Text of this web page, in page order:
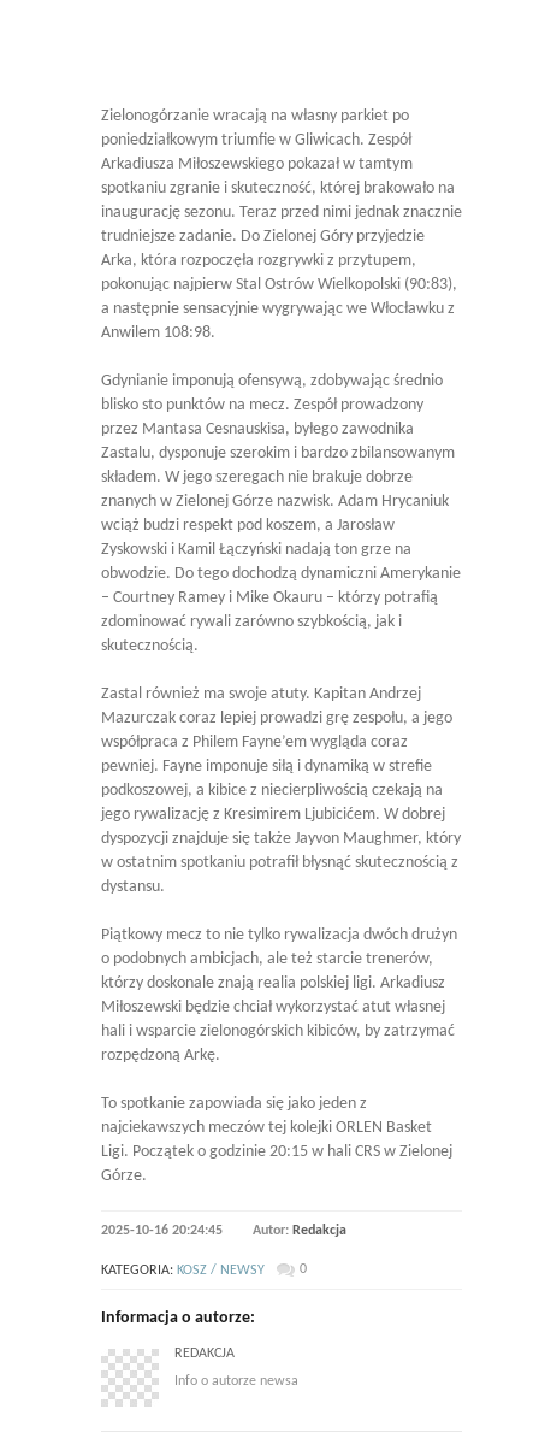
Zielonogórzanie wracają na własny parkiet po
poniedziałkowym triumfie w Gliwicach. Zespół
Arkadiusza Miłoszewskiego pokazał w tamtym
spotkaniu zgranie i skuteczność, której brakowało na
inaugurację sezonu. Teraz przed nimi jednak znacznie
trudniejsze zadanie. Do Zielonej Góry przyjedzie
Arka, która rozpoczęła rozgrywki z przytupem,
pokonując najpierw Stal Ostrów Wielkopolski (90:83),
a następnie sensacyjnie wygrywając we Włocławku z
Anwilem 108:98.
Gdynianie imponują ofensywą, zdobywając średnio
blisko sto punktów na mecz. Zespół prowadzony
przez Mantasa Cesnauskisa, byłego zawodnika
Zastalu, dysponuje szerokim i bardzo zbilansowanym
składem. W jego szeregach nie brakuje dobrze
znanych w Zielonej Górze nazwisk. Adam Hrycaniuk
wciąż budzi respekt pod koszem, a Jarosław
Zyskowski i Kamil Łączyński nadają ton grze na
obwodzie. Do tego dochodzą dynamiczni Amerykanie
– Courtney Ramey i Mike Okauru – którzy potrafią
zdominować rywali zarówno szybkością, jak i
skutecznością.
Zastal również ma swoje atuty. Kapitan Andrzej
Mazurczak coraz lepiej prowadzi grę zespołu, a jego
współpraca z Philem Fayne’em wygląda coraz
pewniej. Fayne imponuje siłą i dynamiką w strefie
podkoszowej, a kibice z niecierpliwością czekają na
jego rywalizację z Kresimirem Ljubicićem. W dobrej
dyspozycji znajduje się także Jayvon Maughmer, który
w ostatnim spotkaniu potrafił błysnąć skutecznością z
dystansu.
Piątkowy mecz to nie tylko rywalizacja dwóch drużyn
o podobnych ambicjach, ale też starcie trenerów,
którzy doskonale znają realia polskiej ligi. Arkadiusz
Miłoszewski będzie chciał wykorzystać atut własnej
hali i wsparcie zielonogórskich kibiców, by zatrzymać
rozpędzoną Arkę.
To spotkanie zapowiada się jako jeden z
najciekawszych meczów tej kolejki ORLEN Basket
Ligi. Początek o godzinie 20:15 w hali CRS w Zielonej
Górze.
2025-10-16 20:24:45 Autor: Redakcja
KATEGORIA: KOSZ / NEWSY 0
Informacja o autorze:
REDAKCJA
Info o autorze newsa